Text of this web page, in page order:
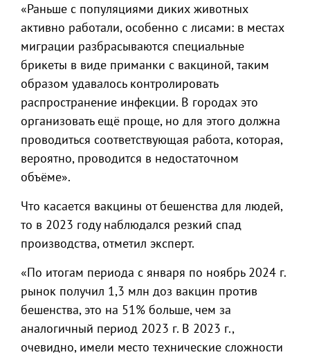
«Раньше с популяциями диких животных
активно работали, особенно с лисами: в местах
миграции разбрасываются специальные
брикеты в виде приманки с вакциной, таким
образом удавалось контролировать
распространение инфекции. В городах это
организовать ещё проще, но для этого должна
проводиться соответствующая работа, которая,
вероятно, проводится в недостаточном
объёме».
Что касается вакцины от бешенства для людей,
то в 2023 году наблюдался резкий спад
производства, отметил эксперт.
«По итогам периода с января по ноябрь 2024 г.
рынок получил 1,3 млн доз вакцин против
бешенства, это на 51% больше, чем за
аналогичный период 2023 г. В 2023 г.,
очевидно, имели место технические сложности